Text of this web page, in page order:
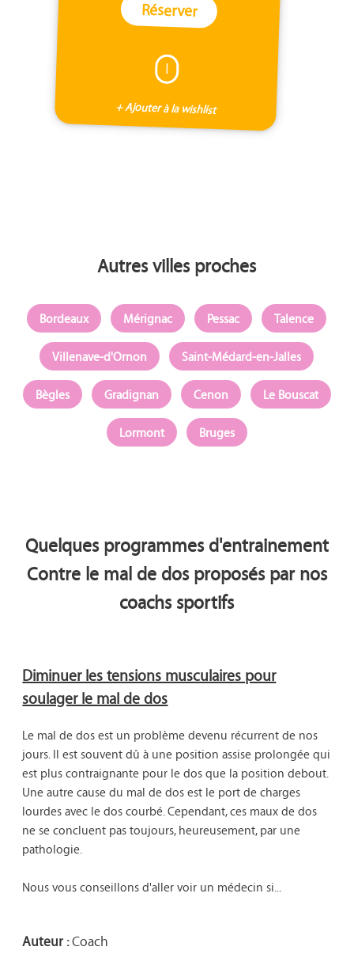
Réserver
I
+ Ajouter à la wishlist
Autres villes proches
Bordeaux Mérignac Pessac
Talence
Villenave-d'Ornon
Saint-Médard-en-Jalles
Bègles
Gradignan Cenon
Le Bouscat
Lormont
Bruges
Quelques programmes d'entrainement
Contre le mal de dos proposés par nos
coachs sportifs
Diminuer les tensions musculaires pour
soulager le mal de dos
Le mal de dos est un problème devenu récurrent de nos
jours. Il est souvent dû à une position assise prolongée qui
est plus contraignante pour le dos que la position debout.
Une autre cause du mal de dos est le port de charges
lourdes avec le dos courbé. Cependant, ces maux de dos
ne se concluent pas toujours, heureusement, par une
pathologie.
Nous vous conseillons d'aller voir un médecin si...
Auteur :Coach